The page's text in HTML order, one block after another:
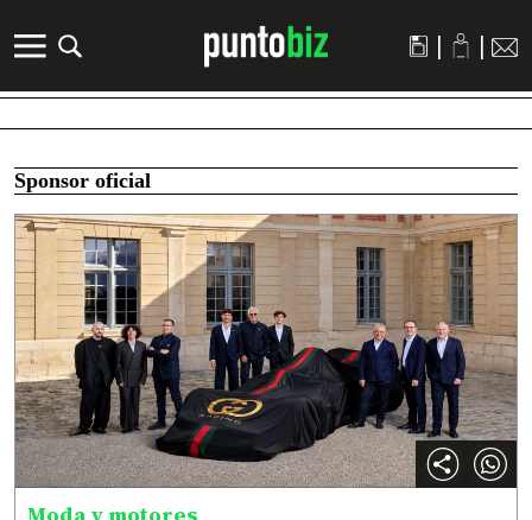
| |
Sponsor oficial